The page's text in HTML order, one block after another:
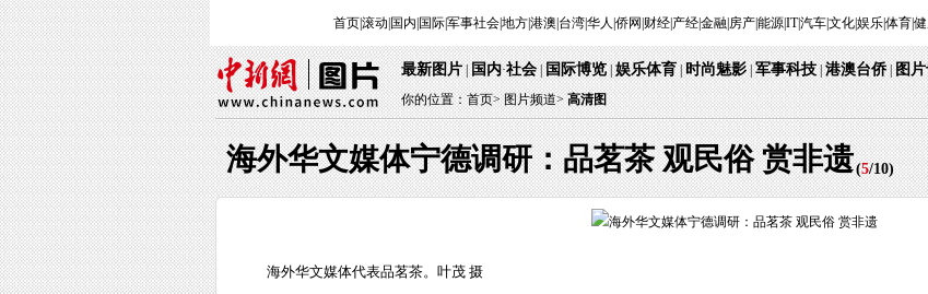
首页|滚动 国内 国际|军事社会|地方|港澳 台湾|华人 侨网 财经| 产经|金融| 房产|能源|IT|汽车|文化|娱乐|体育|
最新图片|国内·社会|国际博览|娱乐体育|时尚魅影|军事科技|港澳台侨|图
你的位置：首页>图片频道> 高清图
海外华文媒体宁德调研：品茗茶 观民俗 赏非遗(5/10)
海外华文媒体代表品茗茶。叶茂 摄